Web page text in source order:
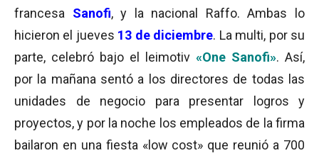
francesa Sanofi, y la nacional Raffo. Ambas lo
hicieron el jueves 13 de diciembre. La multi, por su
parte, celebró bajo el leimotiv «One Sanofi». Así,
por la mañana sentó a los directores de todas las
unidades de negocio para presentar logros y
proyectos, y por la noche los empleados de la firma
bailaron en una fiesta «low cost» que reunió a 700